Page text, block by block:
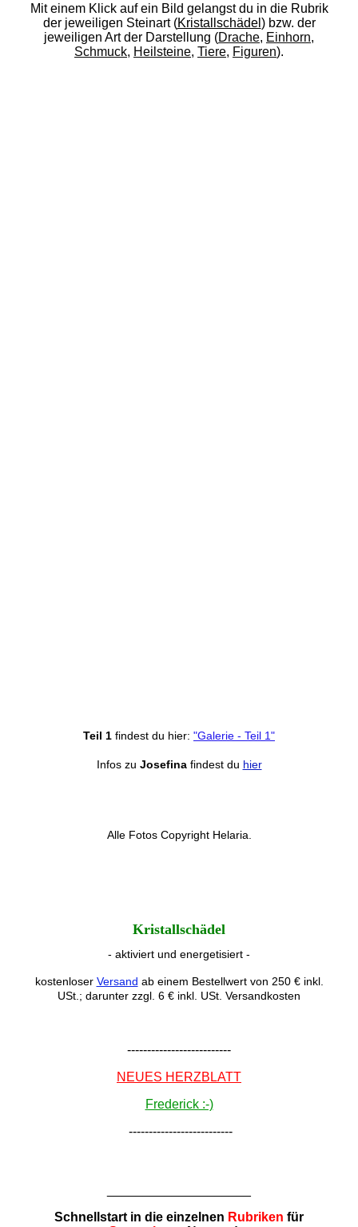
Mit einem Klick auf ein Bild gelangst du in die Rubrik
der jeweiligen Steinart (Kristallschädel ) bzw. der
jeweiligen Art der Darstellung (Drache, Einhorn,
Schmuck, Heilsteine, Tiere, Figuren).
Teil 1 findest du hier: "Galerie - Teil 1"
Infos zu Josefinafindest du hier
Alle Fotos Copyright Helaria.
Kristallschädel
- aktiviert und energetisiert -
kostenloser Versand ab einem Bestellwert von 250 € inkl.
USt.; darunter zzgl. 6 € inkl. USt. Versandkosten
--------------------------
NEUES HERZBLATT
Frederick :-)
--------------------------
Schnellstart in die einzelnen Rubriken für